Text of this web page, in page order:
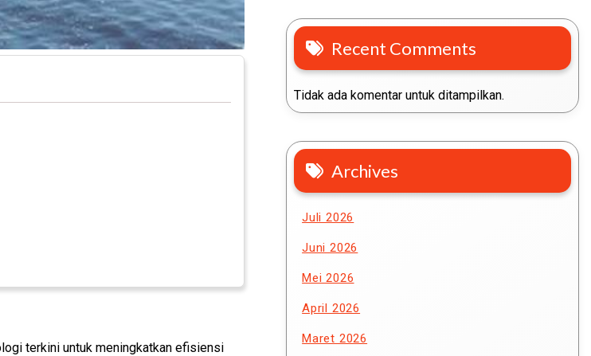
terkini untuk meningkatkan efisiensi
Recent Comments
Tidak ada komentar untuk ditampilkan.
Archives
Juli 2026
Juni 2026
Mei 2026
April 2026
Maret 2026